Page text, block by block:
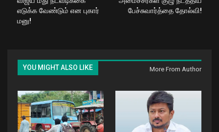
எடுக்க வேண்டும் என புகார்
மனு!
பேச்சுவார்த்தை தோல்வி!
YOU MIGHT ALSO LIKE More From Author